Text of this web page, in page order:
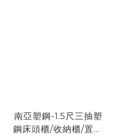
南亞塑鋼-1.5尺三抽塑
鋼床頭櫃/收納櫃/置物